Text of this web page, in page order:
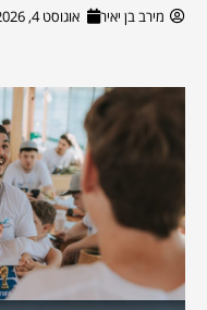
מירב בן יאיר אוגוסט 4, 2026